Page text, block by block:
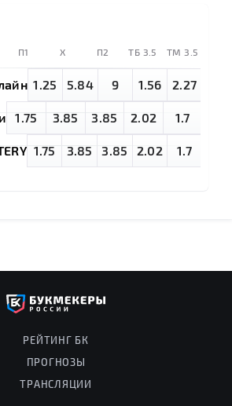
П1 X П2 TБ 3.5 ТМ 3.5
1.25 5.84 9 1.56 2.27
1.75 3.85 3.85 2.02 1.7
1.75 3.85 3.85 2.02 1.7
РЕЙТИНГ БК
ПРОГНОЗЫ
ТРАНСЛЯЦИИ